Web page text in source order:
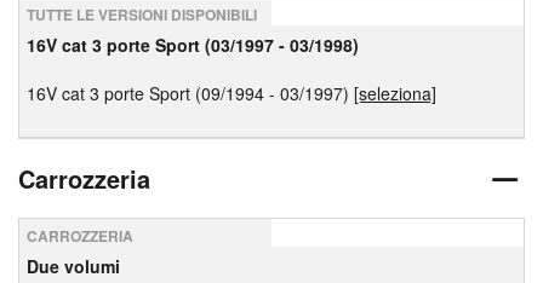
TUTTE LE VERSIONI DISPONIBILI
16V cat 3 porte Sport (03/1997 - 03/1998)
16V cat 3 porte Sport (09/1994 - 03/1997) [seleziona]
Carrozzeria
CARROZZERIA
Due volumi